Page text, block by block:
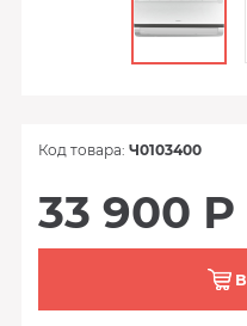
Код товара: Ч0103400
33 900 Р